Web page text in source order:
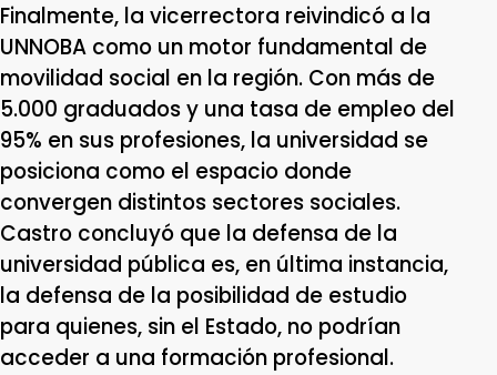
Finalmente, la vicerrectora reivindicó a la
UNNOBA como un motor fundamental de
movilidad social en la región. Con más de
5.000 graduados y una tasa de empleo del
95% en sus profesiones, la universidad se
posiciona como el espacio donde
convergen distintos sectores sociales.
Castro concluyó que la defensa de la
universidad pública es, en última instancia,
la defensa de la posibilidad de estudio
para quienes, sin el Estado, no podrían
acceder a una formación profesional.